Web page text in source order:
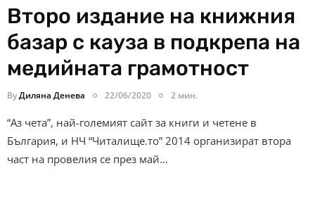
Второ издание на книжния
базар с кауза в подкрепа на
медийната грамотност
ByДиляна Денева 22/06/2020 2 мин.
“Аз чета”, най-големият сайт за книги и четене в
България, и НЧ “Читалище.то” 2014 организират втора
част на провелия се през май…